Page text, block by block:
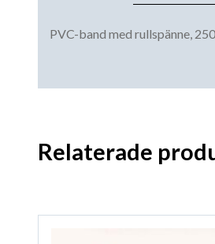
PVC-band med rullspänne,
Relaterade